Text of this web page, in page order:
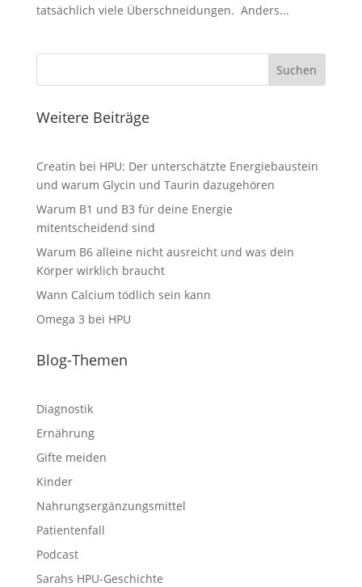
tatsächlich viele Überschneidungen. Anders...
Suchen
Weitere Beiträge
Creatin bei HPU: Der unterschätzte Energiebaustein
und warum Glycin und Taurin dazugehören
Warum B1 und B3 für deine Energie
mitentscheidend sind
Warum B6 alleine nicht ausreicht und was dein
Körper wirklich braucht
Wann Calcium tödlich sein kann
Omega 3 bei HPU
Blog-Themen
Diagnostik
Ernährung
Gifte meiden
Kinder
Nahrungsergänzungsmittel
Patientenfall
Podcast
Sarahs HPU-Geschichte